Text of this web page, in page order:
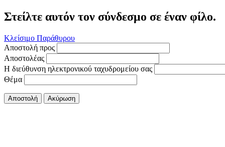
Στείλτε αυτόν τον σύνδεσμο σε έναν φίλο.
Κλείσιμο Παράθυρου
Αποστολή προς
Αποστολέας
Η διεύθυνση ηλεκτρονικού ταχυδρομείου σας
Θέμα
Αποστολή Ακύρωση